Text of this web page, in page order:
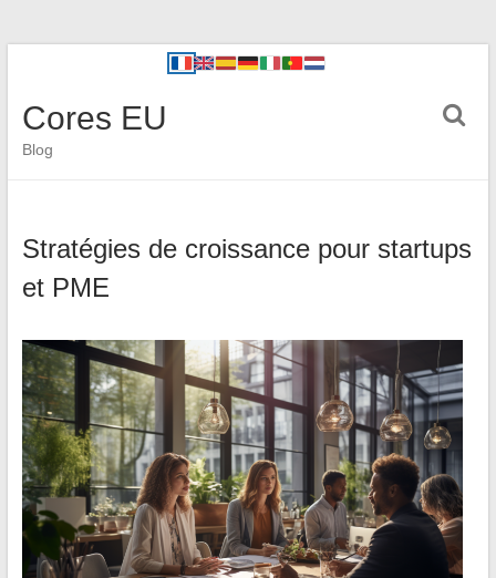
Cores EU
Blog
Stratégies de croissance pour startups
et PME